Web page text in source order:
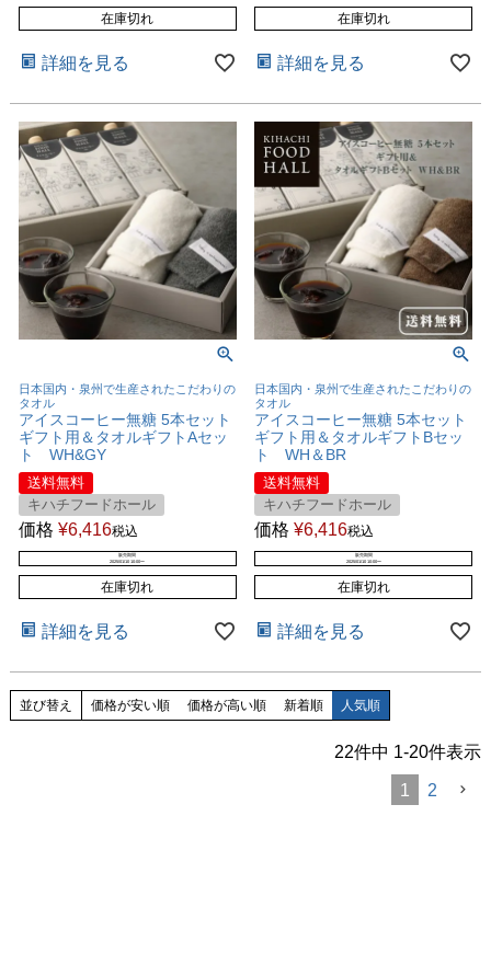
在庫切れ
詳細を見る
在庫切れ
詳細を見る
日本国内・泉州で生産されたこだわりの
タオル
アイスコーヒー無糖 5本セット
ギフト用＆タオルギフトAセッ
ト WH&GY
送料無料
キハチフードホール
価格 ¥6,416税込
販売期間
2025/01/10 10:00〜
在庫切れ
詳細を見る
日本国内・泉州で生産されたこだわりの
タオル
アイスコーヒー無糖 5本セット
ギフト用＆タオルギフトBセッ
ト WH＆BR
送料無料
キハチフードホール
価格 ¥6,416税込
販売期間
2025/01/10 10:00〜
在庫切れ
詳細を見る
並び替え 価格が安い順 価格が高い順 新着順 人気順
22件中 1-20件表示
1
2